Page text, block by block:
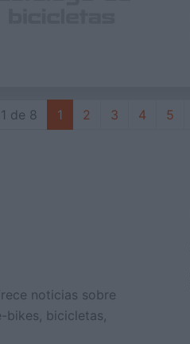
de 8 1 2 3 4 5
noticias sobre
bicicletas,